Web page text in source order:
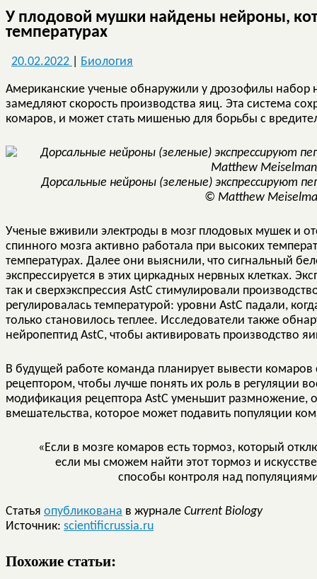
У плодовой мушки найдены нейроны,
температурах
20.02.2022 Биология
Американские ученые обнаружили у дрозофилы набор
замедляют скорость производства яиц. Эта система
комаров, и может стать мишенью для борьбы с
Дорсальные нейроны (зеленые) экспрессируют
© Matthew
Ученые вживили электроды в мозг плодовых мушек и
спинного мозга активно работала при высоких
температурах. Далее они выяснили, что сигнальный
экспрессируется в этих циркадных нервных клетках.
так и сверхэкспрессия AstC стимулировали
регулировалась температурой: уровни AstC падали,
только становилось теплее. Исследователи также
нейропептид AstC, чтобы активировать производство
В будущей работе команда планирует вывести
рецептором, чтобы лучше понять их роль в регуляции
модификация рецептора AstC уменьшит размножение,
вмешательства, которое может подавить популяции
«Если в мозге комаров есть тормоз, который
если мы сможем найти этот тормоз и
способы контроля над
Статья опубликована в журнале Current Biology
Источник: scientificrussia.ru
Похожие статьи: